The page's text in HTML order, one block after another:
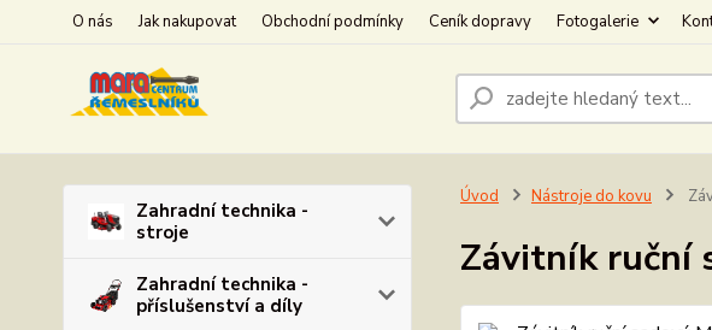
O nás Jak nakupovat Obchodní podmínky Ceník dopravy Fotogalerie
Zahradní technika -
stroje
Zahradní technika -
příslušenství a díly
Úvod Nástroje do kovu
Závitník ruční